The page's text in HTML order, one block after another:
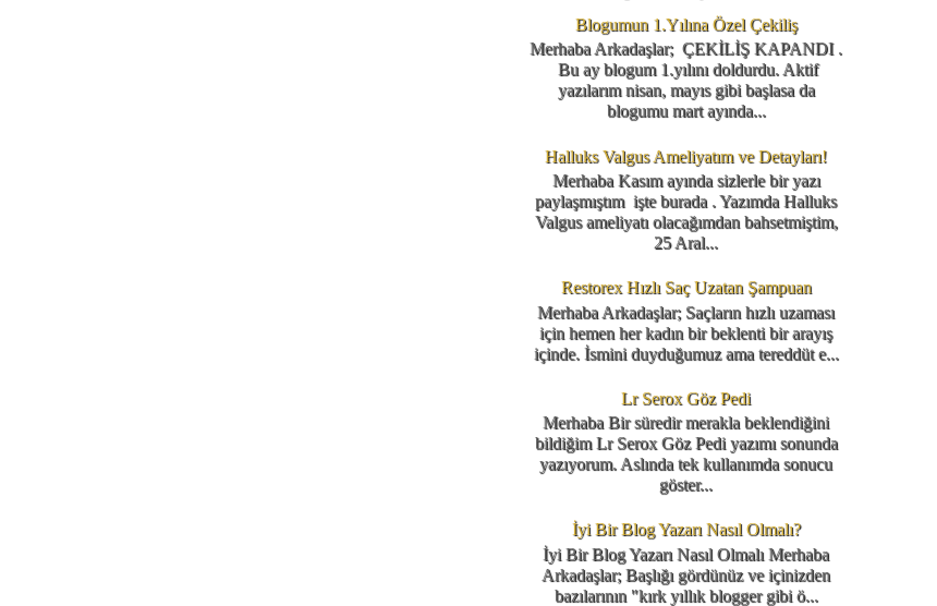
Blogumun 1.Yılına Özel Çekiliş
Merhaba Arkadaşlar; ÇEKİLİŞ KAPANDI .
Bu ay blogum 1.yılını doldurdu. Aktif
yazılarım nisan, mayıs gibi başlasa da
blogumu mart ayında...
Halluks Valgus Ameliyatım ve Detayları!
Merhaba Kasım ayında sizlerle bir yazı
paylaşmıştım işte burada . Yazımda Halluks
Valgus ameliyatı olacağımdan bahsetmiştim,
25 Aral...
Restorex Hızlı Saç Uzatan Şampuan
Merhaba Arkadaşlar; Saçların hızlı uzaması
için hemen her kadın bir beklenti bir arayış
içinde. İsmini duyduğumuz ama tereddüt e...
Lr Serox Göz Pedi
Merhaba Bir süredir merakla beklendiğini
bildiğim Lr Serox Göz Pedi yazımı sonunda
yazıyorum. Aslında tek kullanımda sonucu
göster...
İyi Bir Blog Yazarı Nasıl Olmalı?
İyi Bir Blog Yazarı Nasıl Olmalı Merhaba
Arkadaşlar; Başlığı gördünüz ve içinizden
bazılarının "kırk yıllık blogger gibi ö...